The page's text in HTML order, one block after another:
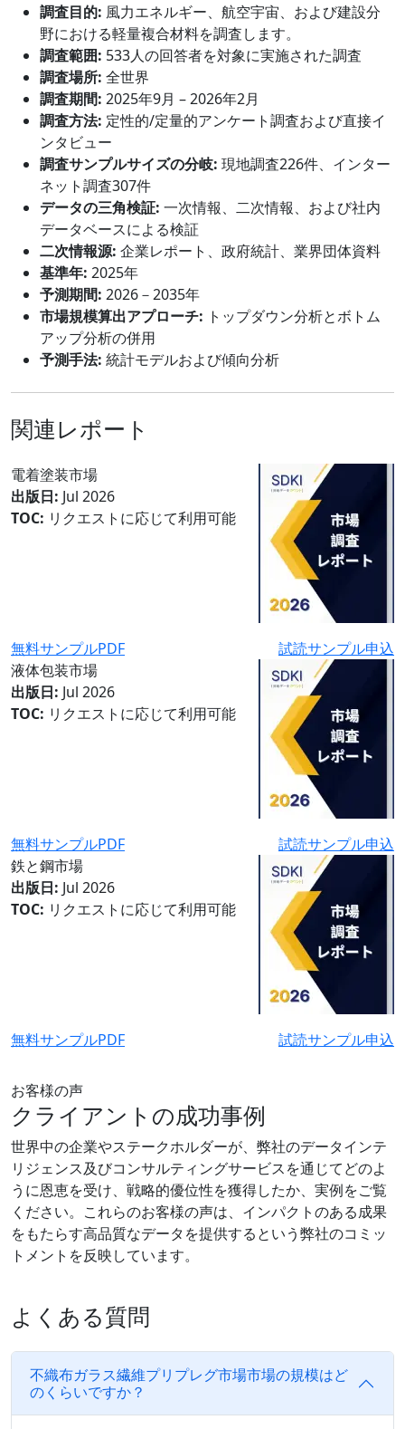
調査目的: 風力エネルギー、航空宇宙、および建設分
野における軽量複合材料を調査します。
調査範囲: 533人の回答者を対象に実施された調査
調査場所: 全世界
調査期間: 2025年9月 – 2026年2月
調査方法: 定性的/定量的アンケート調査および直接イ
ンタビュー
調査サンプルサイズの分岐: 現地調査226件、インター
ネット調査307件
データの三角検証: 一次情報、二次情報、および社内
データベースによる検証
二次情報源: 企業レポート、政府統計、業界団体資料
基準年: 2025年
予測期間: 2026－2035年
市場規模算出アプローチ: トップダウン分析とボトム
アップ分析の併用
予測手法: 統計モデルおよび傾向分析
関連レポート
電着塗装市場
出版日: Jul 2026
TOC: リクエストに応じて利用可能
無料サンプルPDF
試読サンプル申込
液体包装市場
出版日: Jul 2026
TOC: リクエストに応じて利用可能
無料サンプルPDF
試読サンプル申込
鉄と鋼市場
出版日: Jul 2026
TOC: リクエストに応じて利用可能
無料サンプルPDF 試読サンプル申込
お客様の声
クライアントの成功事例
世界中の企業やステークホルダーが、弊社のデータインテ
リジェンス及びコンサルティングサービスを通じてどのよ
うに恩恵を受け、戦略的優位性を獲得したか、実例をご覧
ください。これらのお客様の声は、インパクトのある成果
をもたらす高品質なデータを提供するという弊社のコミッ
トメントを反映しています。
よくある質問
不織布ガラス繊維プリプレグ市場市場の規模はど
のくらいですか？